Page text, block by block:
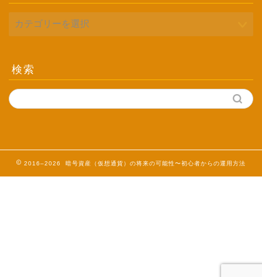
検索
2016–2026 暗号資産（仮想通貨）の将来の可能性〜初心者からの運用方法